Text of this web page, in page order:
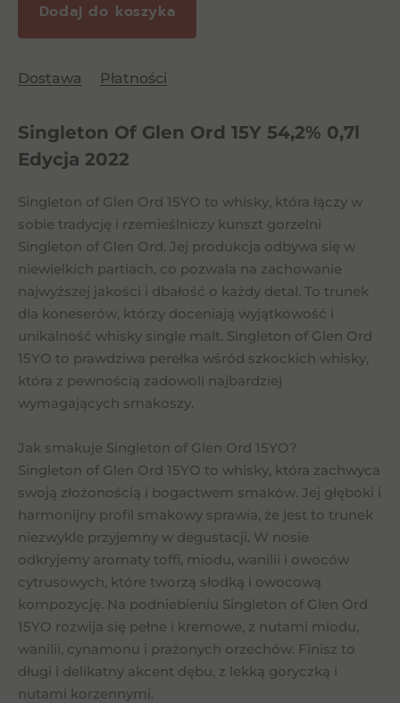
Dodaj do koszyka
Dostawa Płatności
Singleton Of Glen Ord 15Y 54,2% 0,7l
Edycja 2022
Singleton of Glen Ord 15YO to whisky, która łączy w
sobie tradycję i rzemieślniczy kunszt gorzelni
Singleton of Glen Ord. Jej produkcja odbywa się w
niewielkich partiach, co pozwala na zachowanie
najwyższej jakości i dbałość o każdy detal. To trunek
dla koneserów, którzy doceniają wyjątkowość i
unikalność whisky single malt. Singleton of Glen Ord
15YO to prawdziwa perełka wśród szkockich whisky,
która z pewnością zadowoli najbardziej
wymagających smakoszy.
Jak smakuje Singleton of Glen Ord 15YO?
Singleton of Glen Ord 15YO to whisky, która zachwyca
swoją złożonością i bogactwem smaków. Jej głęboki i
harmonijny profil smakowy sprawia, że jest to trunek
niezwykle przyjemny w degustacji. W nosie
odkryjemy aromaty toffi, miodu, wanilii i owoców
cytrusowych, które tworzą słodką i owocową
kompozycję. Na podniebieniu Singleton of Glen Ord
15YO rozwija się pełne i kremowe, z nutami miodu,
wanilii, cynamonu i prażonych orzechów. Finisz to
długi i delikatny akcent dębu, z lekką goryczką i
nutami korzennymi.